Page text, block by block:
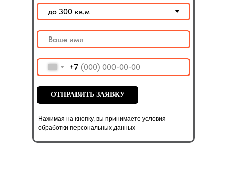
Нажимая на кнопку, вы принимаете условия
обработки персональных данных
+7
ОТПРАВИТЬ ЗАЯВКУ